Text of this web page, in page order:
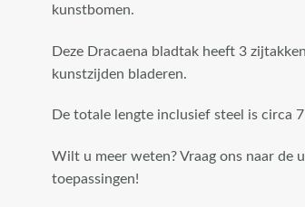
kunstbomen.
Deze Dracaena bladtak heeft 3
kunstzijden bladeren.
De totale lengte inclusief steel is circa
Wilt u meer weten? Vraag ons naar de
toepassingen!